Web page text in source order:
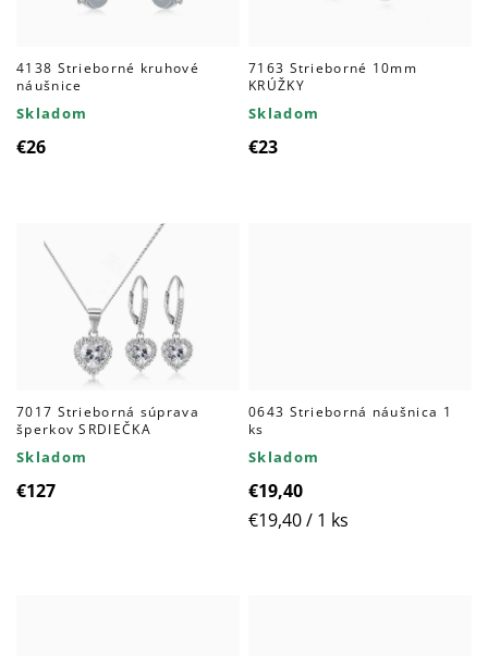
4138 Strieborné kruhové
náušnice
Skladom
€26
7163 Strieborné 10mm
KRÚŽKY
Skladom
€23
7017 Strieborná súprava
šperkov SRDIEČKA
Skladom
€127
0643 Strieborná náušnica 1
ks
Skladom
€19,40
Jednotková
€19,40 / 1 ks